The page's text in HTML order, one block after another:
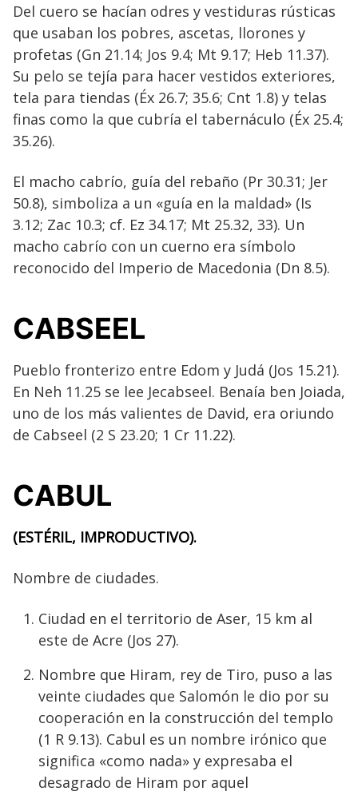
Del cuero se hacían odres y vestiduras rústicas
que usaban los pobres, ascetas, llorones y
profetas (Gn 21.14; Jos 9.4; Mt 9.17; Heb 11.37).
Su pelo se tejía para hacer vestidos exteriores,
tela para tiendas (Éx 26.7; 35.6; Cnt 1.8) y telas
finas como la que cubría el tabernáculo (Éx 25.4;
35.26).
El macho cabrío, guía del rebaño (Pr 30.31; Jer
50.8), simboliza a un «guía en la maldad» (Is
3.12; Zac 10.3; cf. Ez 34.17; Mt 25.32, 33). Un
macho cabrío con un cuerno era símbolo
reconocido del Imperio de Macedonia (Dn 8.5).
CABSEEL
Pueblo fronterizo entre Edom y Judá (Jos 15.21).
En Neh 11.25 se lee Jecabseel. Benaía ben Joiada,
uno de los más valientes de David, era oriundo
de Cabseel (2 S 23.20; 1 Cr 11.22).
CABUL
(ESTÉRIL, IMPRODUCTIVO).
Nombre de ciudades.
Ciudad en el territorio de Aser, 15 km al
este de Acre (Jos 27).
Nombre que Hiram, rey de Tiro, puso a las
veinte ciudades que Salomón le dio por su
cooperación en la construcción del templo
(1 R 9.13). Cabul es un nombre irónico que
significa «como nada» y expresaba el
desagrado de Hiram por aquel